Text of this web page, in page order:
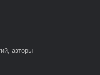
авторы